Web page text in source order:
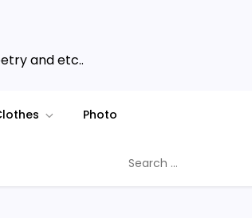
and etc..
Photo
for: